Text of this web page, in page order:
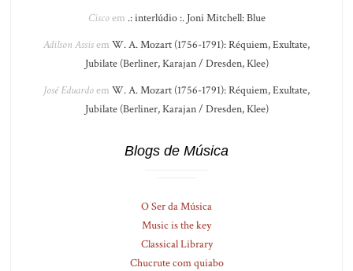
Ciscoem .: interlúdio :. Joni Mitchell: Blue
Adilson Assisem W. A. Mozart (1756-1791): Réquiem, Exultate,
Jubilate (Berliner, Karajan / Dresden, Klee)
José Eduardoem W. A. Mozart (1756-1791): Réquiem, Exultate,
Jubilate (Berliner, Karajan / Dresden, Klee)
Blogs de Música
O Ser da Música
Music is the key
Classical Library
Chucrute com quiabo